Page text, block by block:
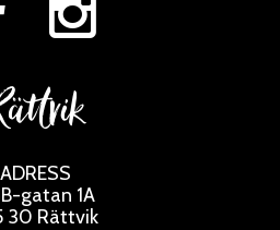
ADRESS
gatan 1A
30 Rättvik